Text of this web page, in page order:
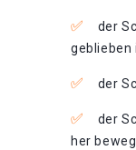
der
geblieben
der
der
her